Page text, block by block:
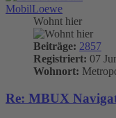
MobilLoewe
Wohnt hier
Beiträge: 2857
Registriert: 07
Wohnort:
Re: MBUX